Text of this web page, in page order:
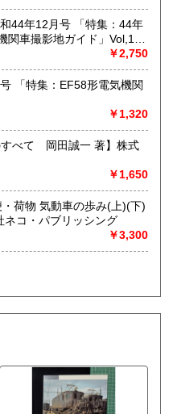
44年12月号 「特集：44年
車撮影地ガイド」Vol,19
￥2,750
「特集：EF58形電気機関
￥1,320
すべて 岡田誠一 著】株式
￥1,650
・荷物 気動車の歩み(上)(下)
コ・パブリッシング
￥3,300